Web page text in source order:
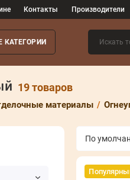
Контакты Производители
КАТЕГОРИИ
19 товаров
материалы